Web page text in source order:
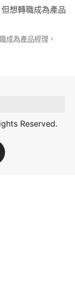
想轉職成為產品
成為產品經理，
Reserved.